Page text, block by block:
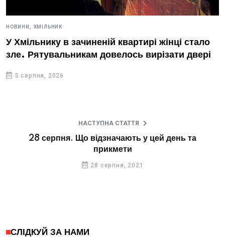
НОВИНИ, ХМІЛЬНИК
У Хмільнику в зачиненій квартирі жінці стало
зле. Рятувальникам довелось вирізати двері
5 серпня, 2026
НАСТУПНА СТАТТЯ
28 серпня. Що відзначають у цей день та
прикмети
28 серпня, 2021
СЛІДКУЙ ЗА НАМИ